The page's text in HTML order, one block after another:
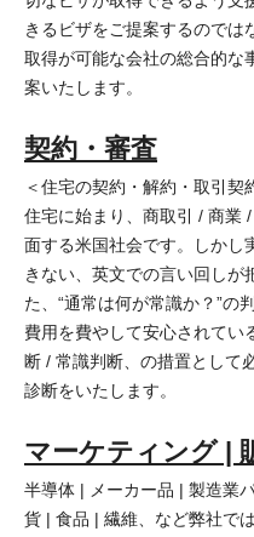
きるビザをご提案するのでは
取得が可能な会社の総合的な
案いたします。
契約・審査
＜住宅の契約・解約・取引契
住宅に始まり、商取引 / 商業
面する米国社会です。しかし
きない、英文での言い回しが
た、“通常は何が常識か？”の
費用を費やして安心されてい
断 / 常識判断、の措置として
診断をいたします。
マーケティング |
半導体 | メーカー品 | 製造業
貨 | 食品 | 繊維、など弊社で